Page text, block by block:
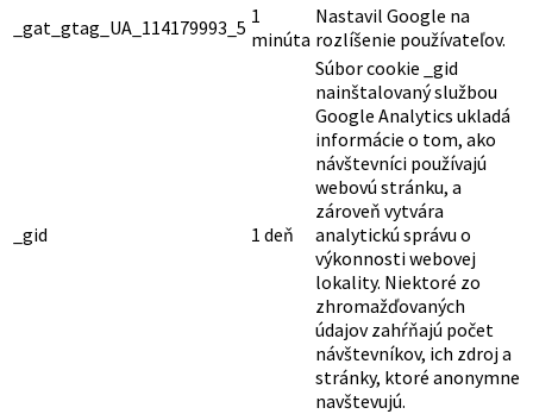
_gat_gtag_UA_114179993_5 1
minúta
Nastavil Google na
rozlíšenie používateľov.
_gid 1 deň
Súbor cookie _gid
nainštalovaný službou
Google Analytics ukladá
informácie o tom, ako
návštevníci používajú
webovú stránku, a
zároveň vytvára
analytickú správu o
výkonnosti webovej
lokality. Niektoré zo
zhromažďovaných
údajov zahŕňajú počet
návštevníkov, ich zdroj a
stránky, ktoré anonymne
navštevujú.